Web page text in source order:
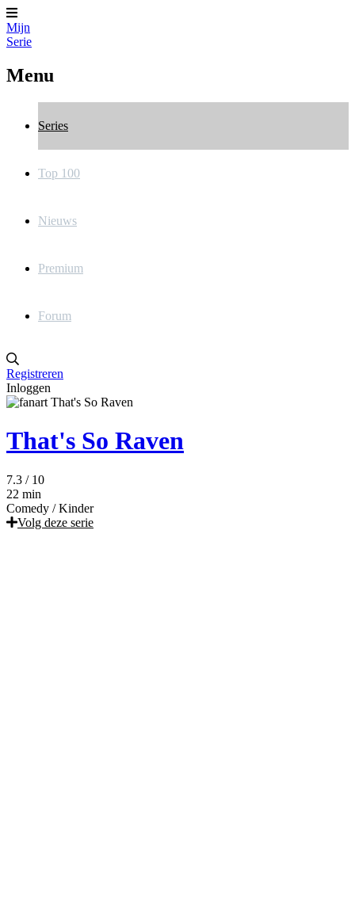
Mijn
Serie
Menu
Series
Top 100
Nieuws
Premium
Forum
Registreren
Inloggen
That's So Raven
7.3 / 10
22 min
Comedy / Kinder
Volg deze serie